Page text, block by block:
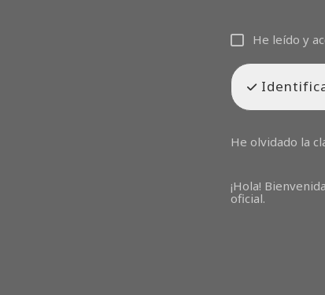
He leído y
He olvidado la
¡Hola!
oficial.